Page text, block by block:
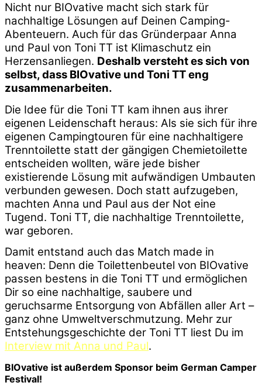
Nicht nur BIOvative macht sich stark für
nachhaltige Lösungen auf Deinen Camping-
Abenteuern. Auch für das Gründerpaar Anna
und Paul von Toni TT ist Klimaschutz ein
Herzensanliegen. Deshalb versteht es sich von
selbst, dass BIOvative und Toni TT eng
zusammenarbeiten.
Die Idee für die Toni TT kam ihnen aus ihrer
eigenen Leidenschaft heraus: Als sie sich für ihre
eigenen Campingtouren für eine nachhaltigere
Trenntoilette statt der gängigen Chemietoilette
entscheiden wollten, wäre jede bisher
existierende Lösung mit aufwändigen Umbauten
verbunden gewesen. Doch statt aufzugeben,
machten Anna und Paul aus der Not eine
Tugend. Toni TT, die nachhaltige Trenntoilette,
war geboren.
Damit entstand auch das Match made in
heaven: Denn die Toilettenbeutel von BIOvative
passen bestens in die Toni TT und ermöglichen
Dir so eine nachhaltige, saubere und
geruchsarme Entsorgung von Abfällen aller Art –
ganz ohne Umweltverschmutzung. Mehr zur
Entstehungsgeschichte der Toni TT liest Du im
Interview mit Anna und Paul.
BIOvative ist außerdem Sponsor beim German Camper
Festival!